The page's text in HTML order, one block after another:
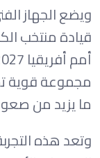
ويضع الجهاز
قيادة منتخب
مجموعة قوية
ما يزيد من
وتعد هذه